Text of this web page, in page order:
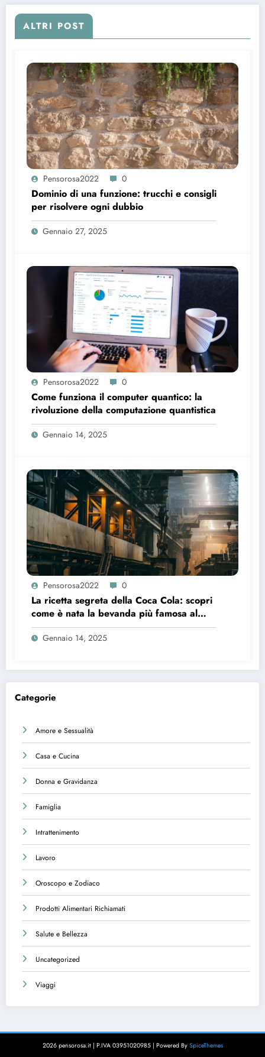
ALTRI POST
Pensorosa2022 0
Dominio di una funzione: trucchi e consigli
per risolvere ogni dubbio
Gennaio 27, 2025
Pensorosa2022 0
Come funziona il computer quantico: la
rivoluzione della computazione quantistica
Gennaio 14, 2025
Pensorosa2022 0
La ricetta segreta della Coca Cola: scopri
come è nata la bevanda più famosa al
mondo
Gennaio 14, 2025
Categorie
Amore e Sessualità
Casa e Cucina
Donna e Gravidanza
Famiglia
Intrattenimento
Lavoro
Oroscopo e Zodiaco
Prodotti Alimentari Richiamati
Salute e Bellezza
Uncategorized
Viaggi
2026 pensorosa.it | P.IVA 03951020985 | Powered By SpiceThemes